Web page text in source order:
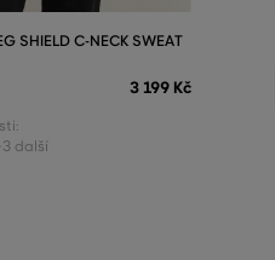
SHIELD C-NECK SWEAT
3 199 Kč
další